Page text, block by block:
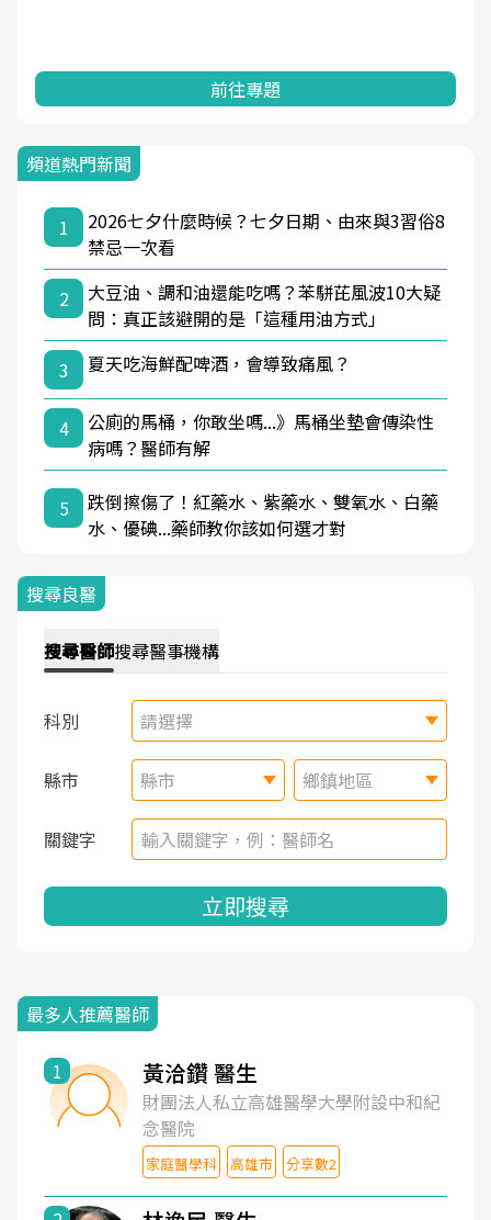
頻道熱門新聞
1
2026七夕什麼時候？七夕日期、由來與3習俗8
禁忌一次看
2
大豆油、調和油還能吃嗎？苯駢芘風波10大疑
問：真正該避開的是「這種用油方式」
3
夏天吃海鮮配啤酒，會導致痛風？
4
公廁的馬桶，你敢坐嗎...》馬桶坐墊會傳染性
病嗎？醫師有解
5
跌倒擦傷了！紅藥水、紫藥水、雙氧水、白藥
水、優碘...藥師教你該如何選才對
搜尋良醫
搜尋醫師搜尋醫事機構
科別 請選擇
縣市 縣市 鄉鎮地區
關鍵字
立即搜尋
最多人推薦醫師
1 黃洽鑽 醫生
財團法人私立高雄醫學大學附設中和紀
念醫院
家庭醫學科 高雄市 分享數2